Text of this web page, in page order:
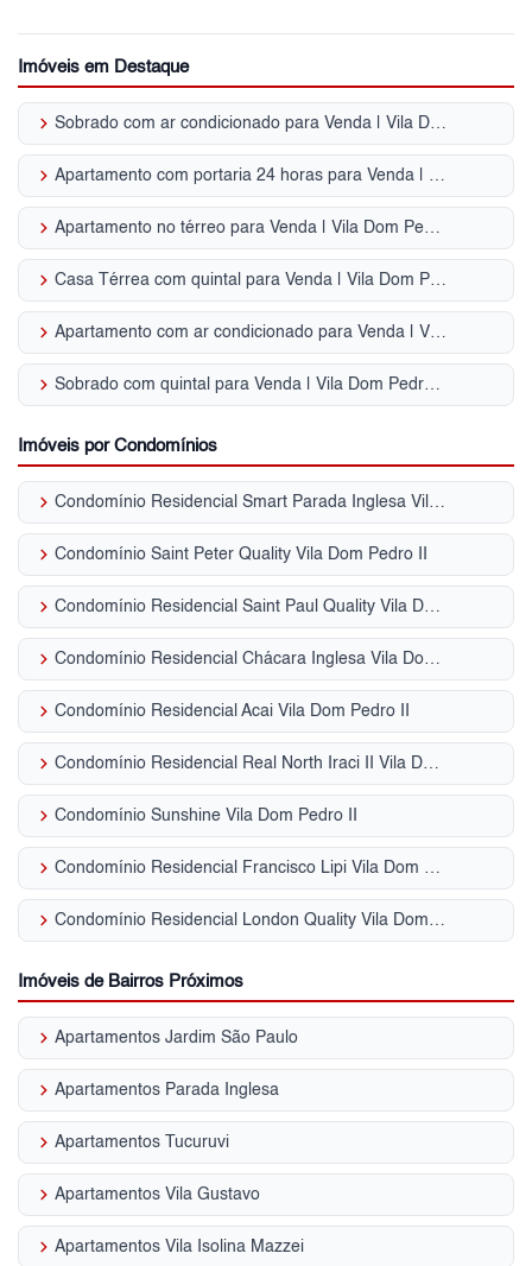
Imóveis em Destaque
keyboard_arrow_right Sobrado com ar condicionado para Venda | Vila Dom Pedro II
keyboard_arrow_right Apartamento com portaria 24 horas para Venda | Vila Dom Pedro II
keyboard_arrow_right Apartamento no térreo para Venda | Vila Dom Pedro II
keyboard_arrow_right Casa Térrea com quintal para Venda | Vila Dom Pedro II
keyboard_arrow_right Apartamento com ar condicionado para Venda | Vila Dom Pedro II
keyboard_arrow_right Sobrado com quintal para Venda | Vila Dom Pedro II
Imóveis por Condomínios
keyboard_arrow_right Condomínio Residencial Smart Parada Inglesa Vila Dom Pedro II
keyboard_arrow_right Condomínio Saint Peter Quality Vila Dom Pedro II
keyboard_arrow_right Condomínio Residencial Saint Paul Quality Vila Dom Pedro II
keyboard_arrow_right Condomínio Residencial Chácara Inglesa Vila Dom Pedro II
keyboard_arrow_right Condomínio Residencial Acai Vila Dom Pedro II
keyboard_arrow_right Condomínio Residencial Real North Iraci II Vila Dom Pedro II
keyboard_arrow_right Condomínio Sunshine Vila Dom Pedro II
keyboard_arrow_right Condomínio Residencial Francisco Lipi Vila Dom Pedro II
keyboard_arrow_right Condomínio Residencial London Quality Vila Dom Pedro II
Imóveis de Bairros Próximos
keyboard_arrow_right Apartamentos Jardim São Paulo
keyboard_arrow_right Apartamentos Parada Inglesa
keyboard_arrow_right Apartamentos Tucuruvi
keyboard_arrow_right Apartamentos Vila Gustavo
keyboard_arrow_right Apartamentos Vila Isolina Mazzei